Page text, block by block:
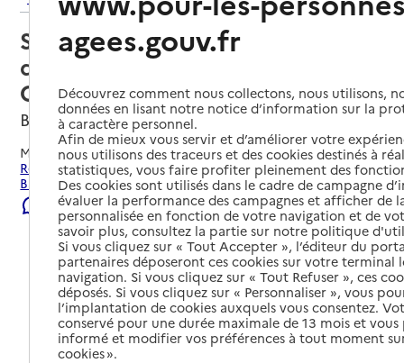
Service de soins infirmiers à
domicile – SSIAD ADMR des 4
Cantons
Baccarat, MEURTHE-ET-MOSELLE
Mis à jour le08/08/2026
Rechercher les établissements et services autour de
Baccarat.
Signaler une erreur
agees.gouv.fr
Découvrez comment nous collectons, nous utilisons,
données en lisant notre notice d’information sur la
à caractère personnel.
Afin de mieux vous servir et d’améliorer votre
nous utilisons des traceurs et des cookies destinés à
statistiques, vous faire profiter pleinement des
Des cookies sont utilisés dans le cadre de campagne
évaluer la performance des campagnes et afficher de
personnalisée en fonction de votre navigation et de
savoir plus, consultez la partie sur notre politique
Si vous cliquez sur « Tout Accepter », l’éditeur du
partenaires déposeront ces cookies sur votre terminal
navigation. Si vous cliquez sur « Tout Refuser », ces
déposés. Si vous cliquez sur « Personnaliser », vous
l’implantation de cookies auxquels vous consentez.
conservé pour une durée maximale de 13 mois et
informé et modifier vos préférences à tout moment
cookies ».